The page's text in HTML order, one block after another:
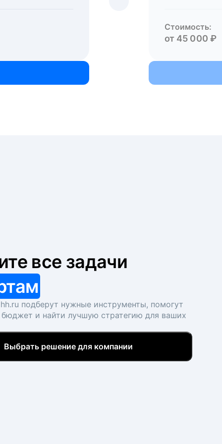
Стоимость:
от 45 000 ₽
все задачи
подберут нужные инструменты, помогут
бюджет и найти лучшую стратегию для ваших
Выбрать решение для компании